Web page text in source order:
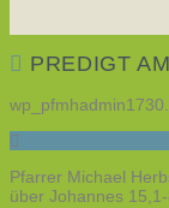
PREDIGT
wp_pfmhadmin17
Pfarrer Michael
über Johannes 15,1-